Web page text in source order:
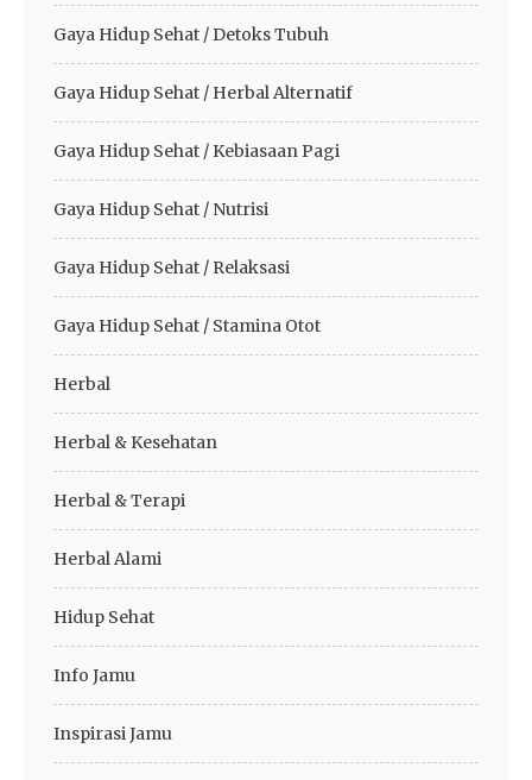
Gaya Hidup Sehat / Detoks Tubuh
Gaya Hidup Sehat / Herbal Alternatif
Gaya Hidup Sehat / Kebiasaan Pagi
Gaya Hidup Sehat / Nutrisi
Gaya Hidup Sehat / Relaksasi
Gaya Hidup Sehat / Stamina Otot
Herbal
Herbal & Kesehatan
Herbal & Terapi
Herbal Alami
Hidup Sehat
Info Jamu
Inspirasi Jamu